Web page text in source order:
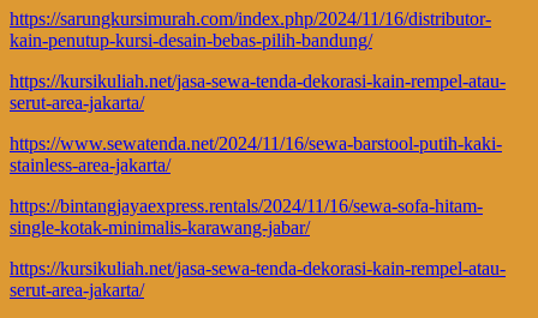
https://sarungkursimurah.com/index.php/2024/11/16/distributor-
kain-penutup-kursi-desain-bebas-pilih-bandung/
https://kursikuliah.net/jasa-sewa-tenda-dekorasi-kain-rempel-atau-
serut-area-jakarta/
https://www.sewatenda.net/2024/11/16/sewa-barstool-putih-kaki-
stainless-area-jakarta/
https://bintangjayaexpress.rentals/2024/11/16/sewa-sofa-hitam-
single-kotak-minimalis-karawang-jabar/
https://kursikuliah.net/jasa-sewa-tenda-dekorasi-kain-rempel-atau-
serut-area-jakarta/